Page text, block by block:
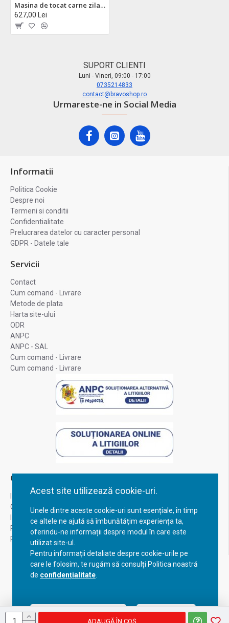
Acest site utilizează cookie-uri.
Unele dintre aceste cookie-uri sunt esențiale, în timp
ce altele ne ajută să îmbunătățim experiența ta,
oferindu-ne informații despre modul în care este
utilizat site-ul.
Pentru informații detaliate despre cookie-urile pe
care le folosim, te rugăm să consulți Politica noastră
de confidențialitate
Acceptă setările curente Configurează
ADAUGĂ ÎN COŞ
Masina de tocat carne zilan zln1789 - 1800w, 3 site, functie reverse, accesoriu carnati
627,00 Lei
SUPORT CLIENTI
Luni - Vineri, 09:00 - 17:00
0735214833
contact@bravoshop.ro
Urmareste-ne in Social Media
Informatii
Politica Cookie
Despre noi
Termeni si conditii
Confidentialitate
Prelucrarea datelor cu caracter personal
GDPR - Datele tale
Servicii
Contact
Cum comand - Livrare
Metode de plata
Harta site-ului
ODR
ANPC
ANPC - SAL
Cum comand - Livrare
Cum comand - Livrare
Contul Meu
Inregistrare
Contul meu
Istoric comenzi
Recuperare parola
Returnare produs